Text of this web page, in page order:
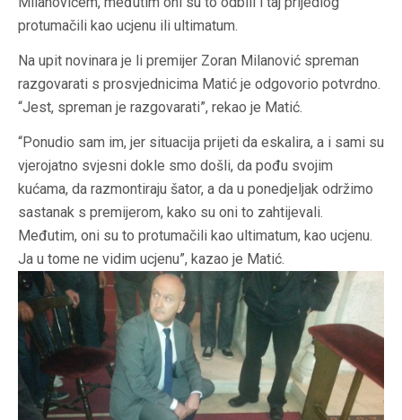
protumačili kao ucjenu ili ultimatum.
Na upit novinara je li premijer Zoran Milanović spreman
razgovarati s prosvjednicima Matić je odgovorio potvrdno.
“Jest, spreman je razgovarati”, rekao je Matić.
“Ponudio sam im, jer situacija prijeti da eskalira, a i sami su
vjerojatno svjesni dokle smo došli, da pođu svojim
kućama, da razmontiraju šator, a da u ponedjeljak održimo
sastanak s premijerom, kako su oni to zahtijevali.
Međutim, oni su to protumačili kao ultimatum, kao ucjenu.
Ja u tome ne vidim ucjenu”, kazao je Matić.